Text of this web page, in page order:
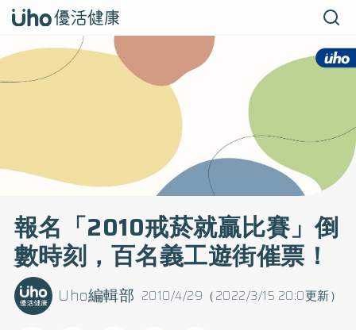
報名「2010戒菸就贏比賽」倒
數時刻，百名義工遊街催票！
2010/4/29（2022/3/15 20:0更新）
Uho編輯部